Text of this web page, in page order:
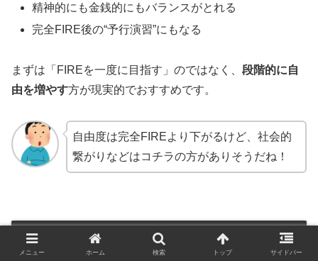
精神的にも金銭的にもバランスがとれる
完全FIRE後の“予行演習”にもなる
まずは「FIREを一度に目指す」のではなく、 段階的に自
由を増やす方が現実的でおすすめです。
自由度は完全FIREより下がるけど、社会的
繋がりなどはコチラの方がありそうだね！
まとめ｜「FIREありき」ではなく「自
分ありき」で考えよう
メニュー ホーム 検索 トップ サイドバー